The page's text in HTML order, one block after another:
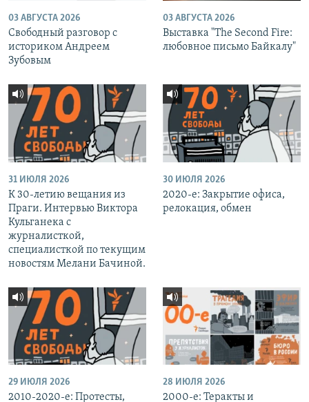
03 АВГУСТА 2026
Свободный разговор с
историком Андреем
Зубовым
03 АВГУСТА 2026
Выставка "The Second Fire:
любовное письмо Байкалу"
31 ИЮЛЯ 2026
К 30-летию вещания из
Праги. Интервью Виктора
Кульганека с
журналисткой,
специалисткой по текущим
новостям Мелани Бачиной.
30 ИЮЛЯ 2026
2020-е: Закрытие офиса,
релокация, обмен
29 ИЮЛЯ 2026
2010-2020-е: Протесты,
28 ИЮЛЯ 2026
2000-е: Теракты и